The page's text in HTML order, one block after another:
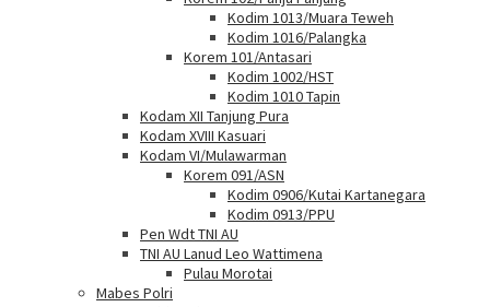
Kodim 1013/Muara Teweh
Kodim 1016/Palangka
Korem 101/Antasari
Kodim 1002/HST
Kodim 1010 Tapin
Kodam XII Tanjung Pura
Kodam XVIII Kasuari
Kodam VI/Mulawarman
Korem 091/ASN
Kodim 0906/Kutai Kartanegara
Kodim 0913/PPU
Pen Wdt TNI AU
TNI AU Lanud Leo Wattimena
Pulau Morotai
Mabes Polri